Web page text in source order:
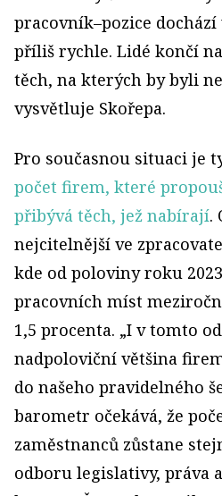
pracovník–pozice
příliš rychle. Lidé končí
těch, na kterých by byli
vysvětluje Skořepa.
Pro současnou situaci je
počet firem, které
přibývá těch, jež nabírají.
nejcitelnější ve
kde od poloviny roku
pracovních míst
1,5 procenta. „I v tomto
nadpoloviční většina
do našeho pravidelného
barometr očekává, že
zaměstnanců zůstane
odboru legislativy, práva